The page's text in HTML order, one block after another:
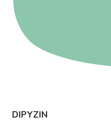
DIPYZIN